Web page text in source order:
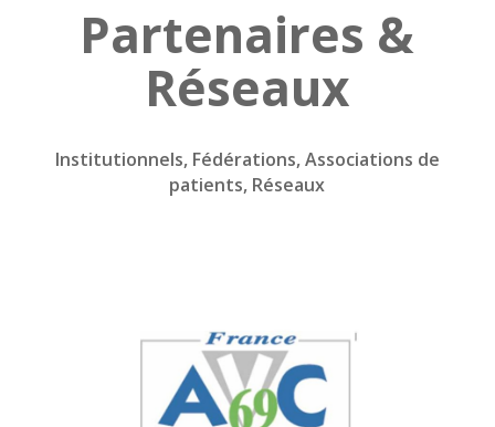
Partenaires &
Réseaux
Institutionnels, Fédérations, Associations de
patients, Réseaux